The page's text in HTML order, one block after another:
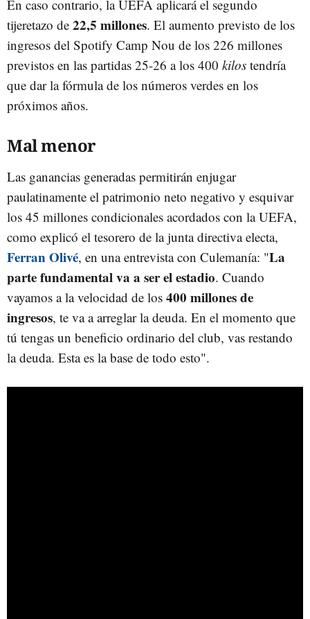
En caso contrario, la UEFA aplicará el segundo
tijeretazo de 22,5 millones. El aumento previsto de los
ingresos del Spotify Camp Nou de los 226 millones
previstos en las partidas 25-26 a los 400 kilos tendría
que dar la fórmula de los números verdes en los
próximos años.
Mal menor
Las ganancias generadas permitirán enjugar
paulatinamente el patrimonio neto negativo y esquivar
los 45 millones condicionales acordados con la UEFA,
como explicó el tesorero de la junta directiva electa,
Ferran Olivé, en una entrevista con Culemanía: "La
parte fundamental va a ser el estadio. Cuando
vayamos a la velocidad de los 400 millones de
ingresos, te va a arreglar la deuda. En el momento que
tú tengas un beneficio ordinario del club, vas restando
la deuda. Esta es la base de todo esto".